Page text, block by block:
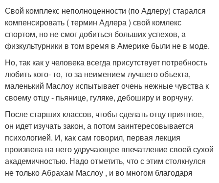
Свой комплекс неполноценности (по Адлеру) старался
компенсировать ( термин Адлера ) свой комлекс
спортом, но не смог добиться больших успехов, а
физкультурники в том время в Америке были не в моде.
Но, так как у человека всегда присутствует потребность
любить кого- то, то за неимением лучшего объекта,
маленький Маслоу испытывает очень нежные чувства к
своему отцу - пьянице, гуляке, дебоширу и ворчуну.
После старших классов, чтобы сделать отцу приятное,
он идет изучать закон, а потом заинтересовывается
психологией. И, как сам говорил, первая лекция
произвела на него удручающее впечатление своей сухой
академичностью. Надо отметить, что с этим столкнулся
не только Абрахам Маслоу , и во многом благодаря